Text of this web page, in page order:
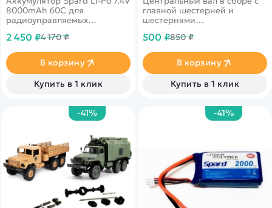
8000mAh 60C для
радиоуправляемых
масштаба в жестком
2 450 ₽4 170 ₽
В корзину
Купить в 1 клик
главной шестерней и
шестернями
автомоделей Remo Hobby
500 ₽850 ₽
В корзину
Купить в 1 клик
-41% -41%